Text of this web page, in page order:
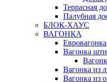
Террасная
Палубная
БЛОК-ХАУС
ВАГОНКА
Евровагонка
Вагонка
Вагонка из
Вагонка из